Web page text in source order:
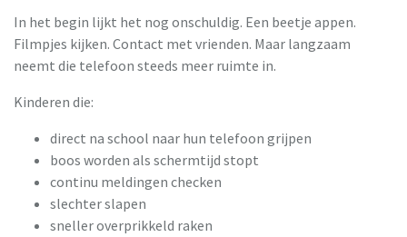
In het begin lijkt het nog onschuldig. Een beetje appen.
Filmpjes kijken. Contact met vrienden. Maar langzaam
neemt die telefoon steeds meer ruimte in.
Kinderen die:
direct na school naar hun telefoon grijpen
boos worden als schermtijd stopt
continu meldingen checken
slechter slapen
sneller overprikkeld raken